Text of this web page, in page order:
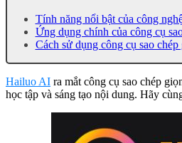
Tính năng nổi bật của công
Ứng dụng chính của công cụ
Cách sử dụng công cụ sao
Hailuo AI ra mắt công cụ sao chép
học tập và sáng tạo nội dung. Hãy